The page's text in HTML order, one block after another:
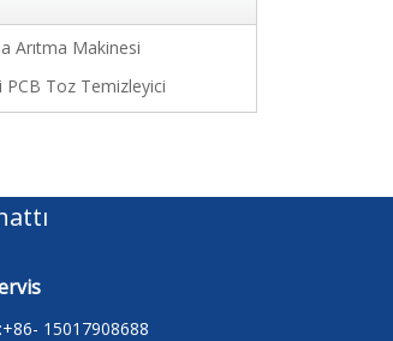
Arıtma Makinesi
PCB Toz Temizleyici
15017908688